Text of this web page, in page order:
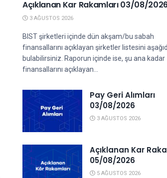
Açıklanan Kar Rakamları 03/08/
3 AĞUSTOS 2026
BIST şirketleri içinde dün akşam/bu sabah
finansallarını açıklayan şirketler listesini
bulabilirsiniz. Raporun içinde ise, şu ana kadar
finansallarını açıklayan...
Pay Geri Alımları
03/08/2026
3 AĞUSTOS 2026
Açıklanan Kar
05/08/2026
5 AĞUSTOS 2026